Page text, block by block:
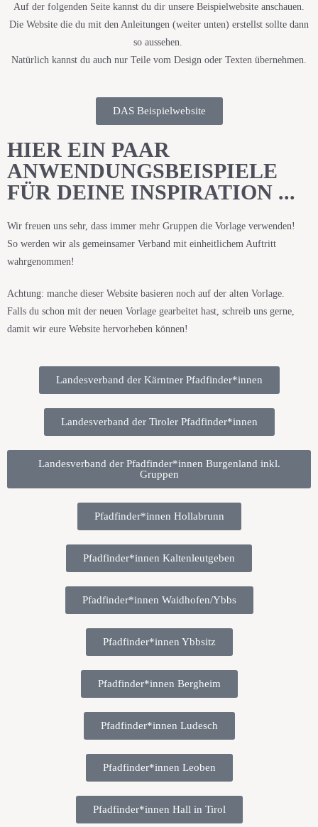
Auf der folgenden Seite kannst du dir unsere Beispielwebsite anschauen.
Die Website die du mit den Anleitungen (weiter unten) erstellst sollte dann
so aussehen.
Natürlich kannst du auch nur Teile vom Design oder Texten übernehmen.
DAS Beispielwebsite
HIER EIN PAAR
ANWENDUNGSBEISPIELE
FÜR DEINE INSPIRATION ...
Wir freuen uns sehr, dass immer mehr Gruppen die Vorlage verwenden!
So werden wir als gemeinsamer Verband mit einheitlichem Auftritt
wahrgenommen!
Achtung: manche dieser Website basieren noch auf der alten Vorlage.
Falls du schon mit der neuen Vorlage gearbeitet hast, schreib uns gerne,
damit wir eure Website hervorheben können!
Landesverband der Kärntner Pfadfinder*innen
Landesverband der Tiroler Pfadfinder*innen
Landesverband der Pfadfinder*innen Burgenland inkl.
Gruppen
Pfadfinder*innen Hollabrunn
Pfadfinder*innen Kaltenleutgeben
Pfadfinder*innen Waidhofen/Ybbs
Pfadfinder*innen Ybbsitz
Pfadfinder*innen Bergheim
Pfadfinder*innen Ludesch
Pfadfinder*innen Leoben
Pfadfinder*innen Hall in Tirol